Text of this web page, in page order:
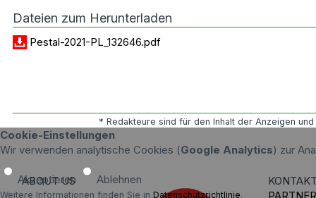
Dateien zum Herunterladen
Pestal-2021-PL_132646.pdf
* Redakteure sind für den Inhalt der Anzeigen
Cookie-Einstellungen
Wir verwenden analytische Cookies (Google Analytics) zur
Akzeptieren Ablehnen
Weitere Informationen finden Sie in Datenschutzrichtlinie.
ABOUT US